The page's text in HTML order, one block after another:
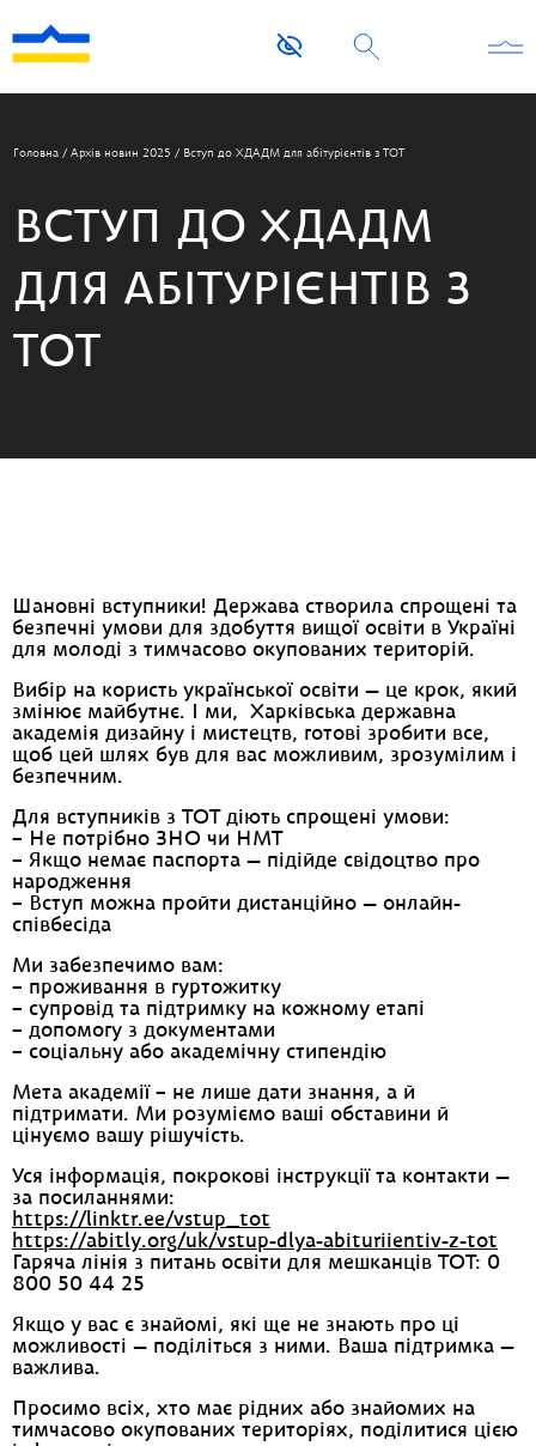
Головна / Архів новин 2025 / Вступ до ХДАДМ для абітурієнтів з ТОТ
ВСТУП ДО ХДАДМ
ДЛЯ АБІТУРІЄНТІВ З
ТОТ
Шановні вступники! Держава створила спрощені та
безпечні умови для здобуття вищої освіти в Україні
для молоді з тимчасово окупованих територій.
Вибір на користь української освіти — це крок, який
змінює майбутнє. І ми, Харківська державна
академія дизайну і мистецтв, готові зробити все,
щоб цей шлях був для вас можливим, зрозумілим і
безпечним.
Для вступників з ТОТ діють спрощені умови:
– Не потрібно ЗНО чи НМТ
– Якщо немає паспорта — підійде свідоцтво про
народження
– Вступ можна пройти дистанційно — онлайн-
співбесіда
Ми забезпечимо вам:
– проживання в гуртожитку
– супровід та підтримку на кожному етапі
– допомогу з документами
– соціальну або академічну стипендію
Мета академії – не лише дати знання, а й
підтримати. Ми розуміємо ваші обставини й
цінуємо вашу рішучість.
Уся інформація, покрокові інструкції та контакти —
за посиланнями:
https://linktr.ee/vstup_tot
https://abitly.org/uk/vstup-dlya-abituriientiv-z-tot
Гаряча лінія з питань освіти для мешканців ТОТ: 0
800 50 44 25
Якщо у вас є знайомі, які ще не знають про ці
можливості — поділіться з ними. Ваша підтримка —
важлива.
Просимо всіх, хто має рідних або знайомих на
тимчасово окупованих територіях, поділитися цією